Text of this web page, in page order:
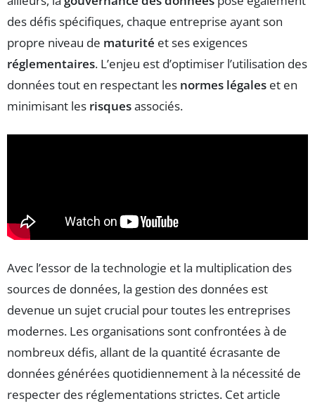
des défis spécifiques, chaque entreprise ayant son
propre niveau de maturité et ses exigences
réglementaires. L’enjeu est d’optimiser l’utilisation des
données tout en respectant les normes légales et en
minimisant les risquesassociés.
Avec l’essor de la technologie et la multiplication des
sources de données, la gestion des données est
devenue un sujet crucial pour toutes les entreprises
modernes. Les organisations sont confrontées à de
nombreux défis, allant de la quantité écrasante de
données générées quotidiennement à la nécessité de
respecter des réglementations strictes. Cet article